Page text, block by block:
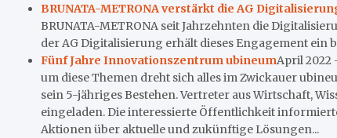
BRUNATA-METRONA verstärkt die AG
BRUNATA-METRONA seit Jahrzehnten die
der AG Digitalisierung erhält dieses Engagement ein
Fünf Jahre Innovationszentrum ubineumApril 2022
um diese Themen dreht sich alles im Zwickauer
sein 5-jähriges Bestehen. Vertreter aus Wirtschaft,
eingeladen. Die interessierte Öffentlichkeit
Aktionen über aktuelle und zukünftige Lösungen...